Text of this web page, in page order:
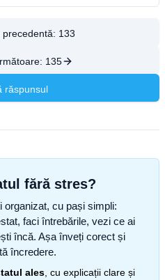
133
135
răspunsul
fără stres?
organizat, cu pași simpli:
faci întrebările, vezi ce ai
încă. Așa înveți corect și
încredere.
ales , cu explicații clare și